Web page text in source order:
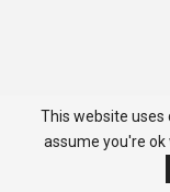
This website uses
assume you're ok